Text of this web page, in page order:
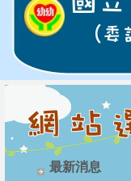
最新消息